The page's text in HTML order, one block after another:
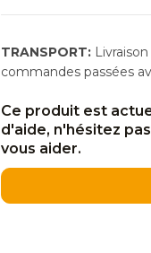
TRANSPORT:
commandes passées
Ce produit est
d'aide, n'hésitez
vous aider.